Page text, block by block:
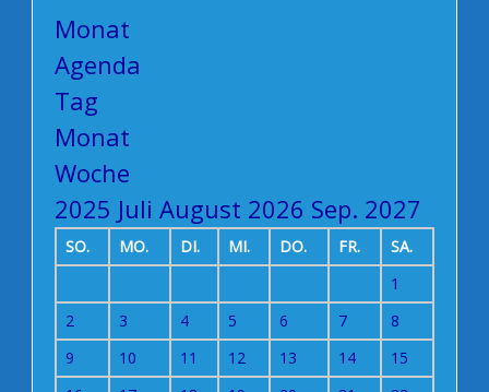
Monat
Agenda
Tag
Monat
Woche
2025 Juli August 2026 Sep. 2027
SO. MO. DI. MI. DO. FR.
SA.
1
2
3 4 5 6 7
8
9
10 11 12 13 14
15